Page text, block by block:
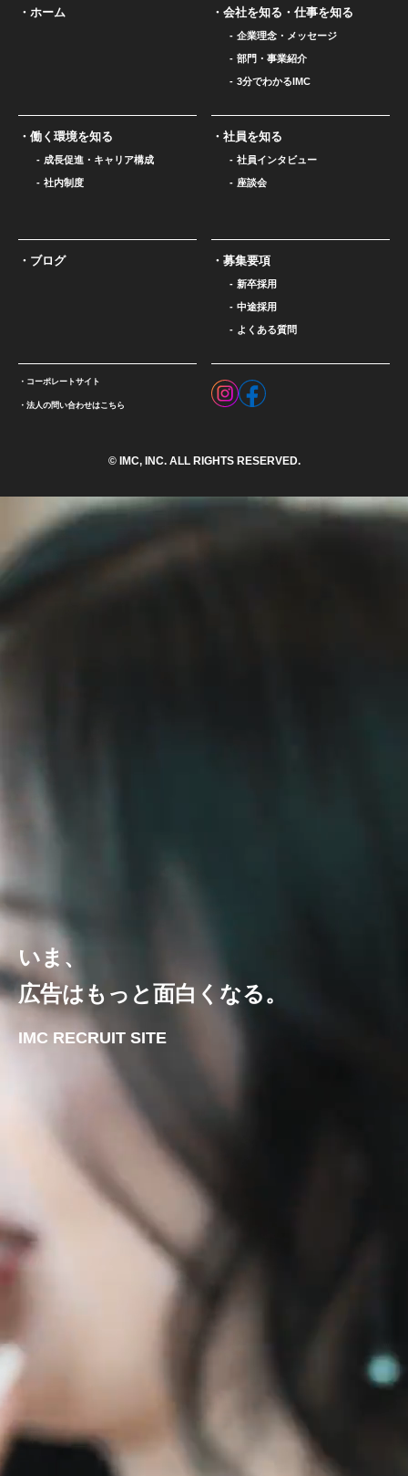
ホーム 会社を知る・仕事を知る
企業理念・メッセージ
部門・事業紹介
3分でわかるIMC
働く環境を知る
成長促進・キャリア構成
社内制度
社員を知る
社員インタビュー
座談会
ブログ 募集要項
新卒採用
中途採用
よくある質問
コーポレートサイト
法人の問い合わせはこちら
© IMC, INC. ALL RIGHTS RESERVED.
いま、
広告はもっと面白くなる。
IMC RECRUIT SITE